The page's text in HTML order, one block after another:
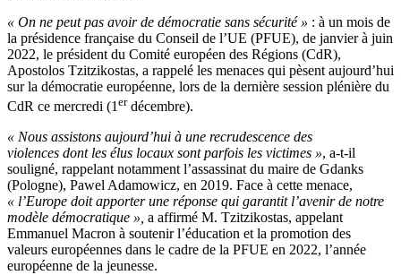
« On ne peut pas avoir de démocratie sans sécurité » : à un mois de
la présidence française du Conseil de l’UE (PFUE), de janvier à juin
2022, le président du Comité européen des Régions (CdR),
Apostolos Tzitzikostas, a rappelé les menaces qui pèsent aujourd’hui
sur la démocratie européenne, lors de la dernière session plénière du
CdR ce mercredi (1 erdécembre).
« Nous assistons aujourd’hui à une recrudescence des
violences dont les élus locaux sont parfois les victimes », a-t-il
souligné, rappelant notamment l’assassinat du maire de Gdanks
(Pologne), Pawel Adamowicz, en 2019. Face à cette menace,
« l’Europe doit apporter une réponse qui garantit l’avenir de notre
modèle démocratique », a affirmé M. Tzitzikostas, appelant
Emmanuel Macron à soutenir l’éducation et la promotion des
valeurs européennes dans le cadre de la PFUE en 2022, l’année
européenne de la jeunesse.